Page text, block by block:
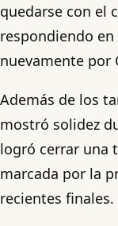
quedarse con el
respondiendo
nuevamente por
Además de los
mostró solidez
logró cerrar una
marcada por la
recientes finales.